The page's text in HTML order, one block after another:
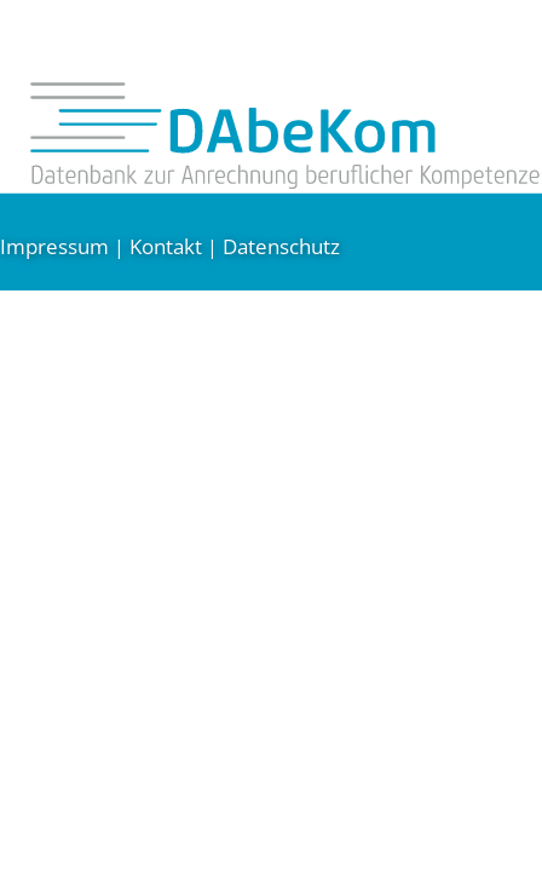
Impressum | Kontakt | Datenschutz